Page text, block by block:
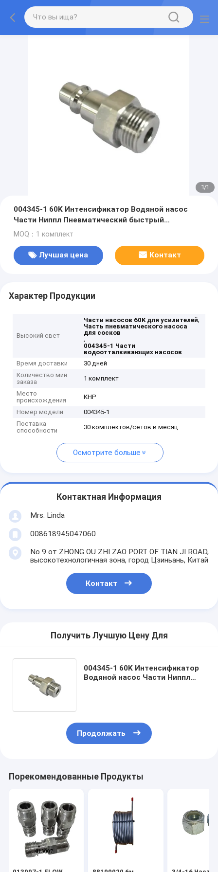
1/1
004345-1 60K Интенсификатор Водяной насос
Части Ниппл Пневматический быстрый
соединитель
MOQ：1 комплект
Лучшая цена Контакт
Характер Продукции
Высокий свет
Части насосов 60K для усилителей,
Часть пневматического насоса
для сосков
,
004345-1 Части
водоотталкивающих насосов
Время доставки
30 дней
Количество мин
заказа
1 комплект
Место
происхождения
КНР
Номер модели
004345-1
Поставка
способности
30 комплектов/сетов в месяц
Осмотрите больше
Контактная Информация
Mrs. Linda
008618945047060
No 9 от ZHONG OU ZHI ZAO PORT OF TIAN JI ROAD,
высокотехнологичная зона, город Цзиньань, Китай
Контакт
Получить Лучшую Цену Для
004345-1 60K Интенсификатор
Водяной насос Части Ниппл
Продолжать
Порекомендованные Продукты